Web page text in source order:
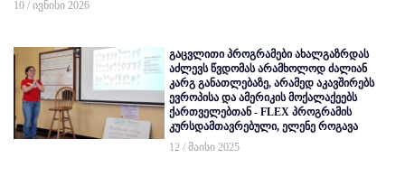
10 / ივნისი 2026
გაცვლითი პროგრამები ახალგაზრდას
აძლევს წვდომას არამხოლოდ ძალიან
კარგ განათლებაზე, არამედ აკავშირებს
ევროპისა და ამერიკის მოქალაქეებს
ქართველებთან - FLEX პროგრამის
კურსდამთავრებული, ელენე როგავა
12 / მაისი 2025